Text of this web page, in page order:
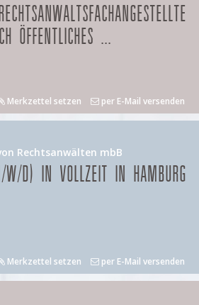
ÖFFENTLICHES ...
Merkzettel setzen per E-Mail versenden
Rechtsanwälten mbB
W/D) IN VOLLZEIT IN HAMBURG
Merkzettel setzen per E-Mail versenden